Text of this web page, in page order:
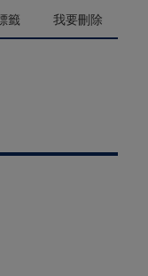
籤 我要刪除